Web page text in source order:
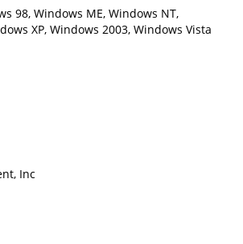
98, Windows ME, Windows NT,
XP, Windows 2003, Windows Vista
Inc